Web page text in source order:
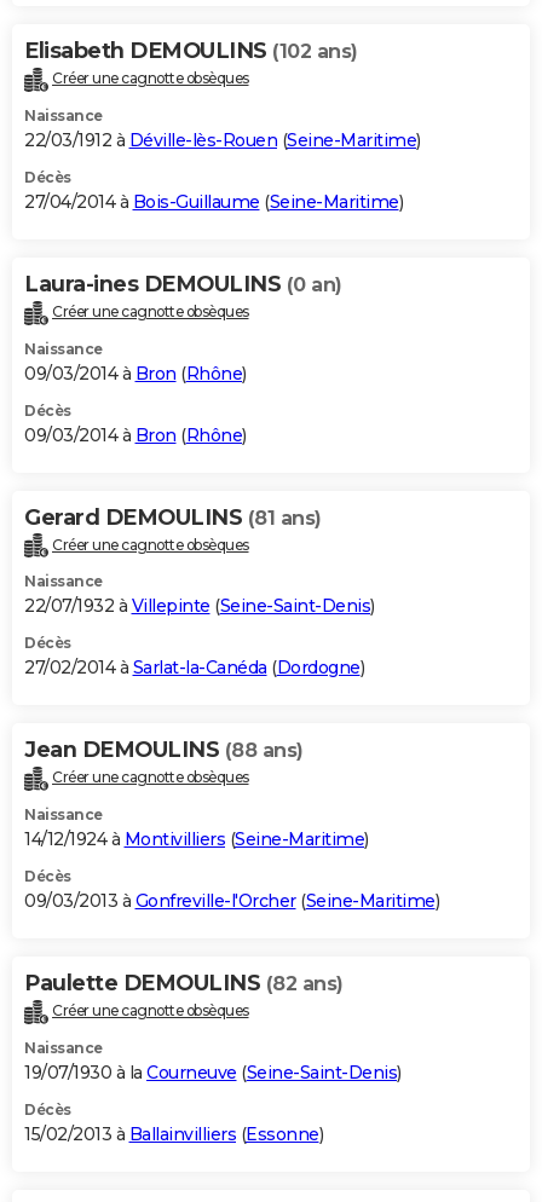
Elisabeth DEMOULINS (102 ans)
Créer une cagnotte obsèques
Naissance
22/03/1912 à Déville-lès-Rouen (Seine-Maritime)
Décès
27/04/2014 à Bois-Guillaume (Seine-Maritime)
Laura-ines DEMOULINS (0 an)
Créer une cagnotte obsèques
Naissance
09/03/2014 à Bron (Rhône)
Décès
09/03/2014 à Bron (Rhône)
Gerard DEMOULINS (81 ans)
Créer une cagnotte obsèques
Naissance
22/07/1932 à Villepinte (Seine-Saint-Denis)
Décès
27/02/2014 à Sarlat-la-Canéda (Dordogne)
Jean DEMOULINS (88 ans)
Créer une cagnotte obsèques
Naissance
14/12/1924 à Montivilliers (Seine-Maritime)
Décès
09/03/2013 à Gonfreville-l'Orcher(Seine-Maritime)
Paulette DEMOULINS (82 ans)
Créer une cagnotte obsèques
Naissance
19/07/1930 à la Courneuve (Seine-Saint-Denis)
Décès
15/02/2013 à Ballainvilliers (Essonne)